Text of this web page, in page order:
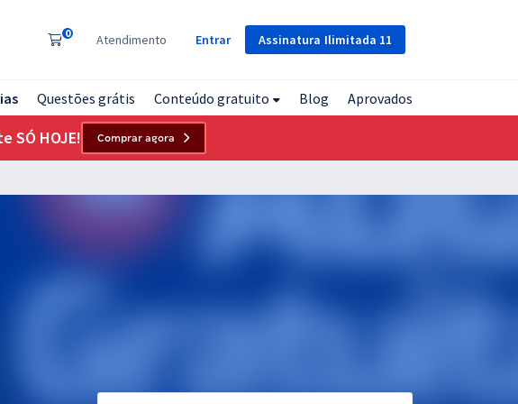
Assinatura Ilimitada 11
0 Atendimento Entrar
Questões grátis Conteúdo gratuito Blog Aprovados
SÓ HOJE! Comprar agora